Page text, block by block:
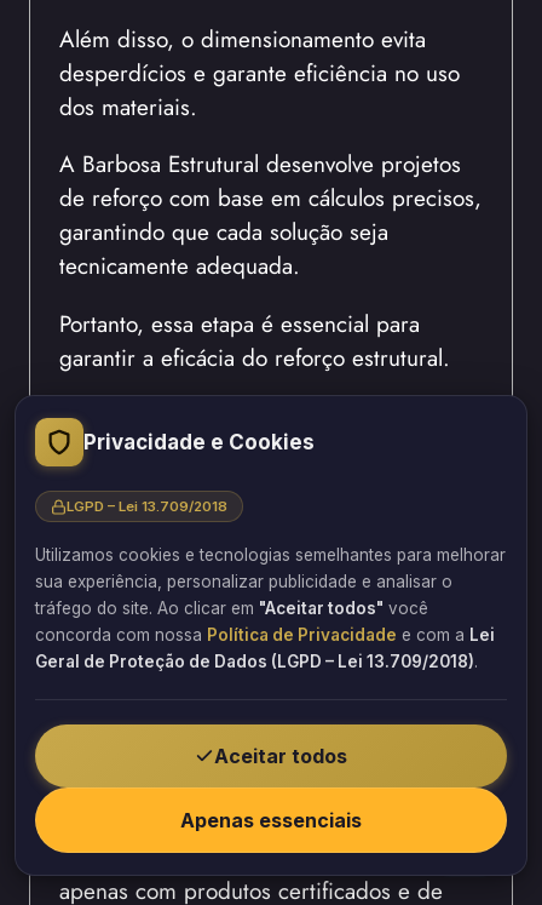
Além disso, o dimensionamento evita
desperdícios e garante eficiência no uso
dos materiais.
A Barbosa Estrutural desenvolve projetos
de reforço com base em cálculos precisos,
garantindo que cada solução seja
tecnicamente adequada.
Portanto, essa etapa é essencial para
garantir a eficácia do reforço estrutural.
Como a escolha dos materiais
impacta o reforço com fibra de
carbono
A escolha dos materiais é um fator
decisivo no desempenho final do reforço
estrutural. Mesmo com um bom projeto e
uma execução correta, materiais de baixa
sistema.
Por isso, empresas especializadas em
engenharia de reforço com fibra de
carbono em Minas Gerais devem trabalhar
apenas com produtos certificados e de
Privacidade e Cookies
LGPD – Lei 13.709/2018
Utilizamos cookies e tecnologias semelhantes para melhorar
sua experiência, personalizar publicidade e analisar o
tráfego do site. Ao clicar em "Aceitar todos" você
concorda com nossa Política de Privacidade e com a Lei
Geral de Proteção de Dados (LGPD – Lei 13.709/2018).
Aceitar todos
Apenas essenciais